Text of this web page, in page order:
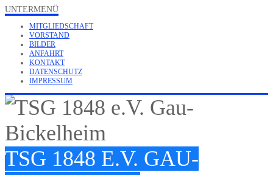
UNTERMENÜ
MITGLIEDSCHAFT
VORSTAND
BILDER
ANFAHRT
KONTAKT
DATENSCHUTZ
IMPRESSUM
TSG 1848 E.V. GAU-